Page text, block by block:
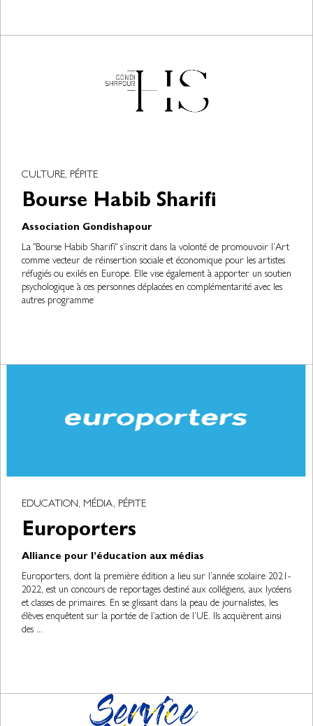
CULTURE, PÉPITE
Bourse Habib Sharifi
Association Gondishapour
La "Bourse Habib Sharifi" s’inscrit dans la volonté de promouvoir l’Art
comme vecteur de réinsertion sociale et économique pour les artistes
réfugiés ou exilés en Europe. Elle vise également à apporter un soutien
psychologique à ces personnes déplacées en complémentarité avec les
autres programme
EDUCATION, MÉDIA, PÉPITE
Europorters
Alliance pour l’éducation aux médias
Europorters, dont la première édition a lieu sur l’année scolaire 2021-
2022, est un concours de reportages destiné aux collégiens, aux lycéens
et classes de primaires. En se glissant dans la peau de journalistes, les
élèves enquêtent sur la portée de l’action de l’UE. Ils acquièrent ainsi
des ...